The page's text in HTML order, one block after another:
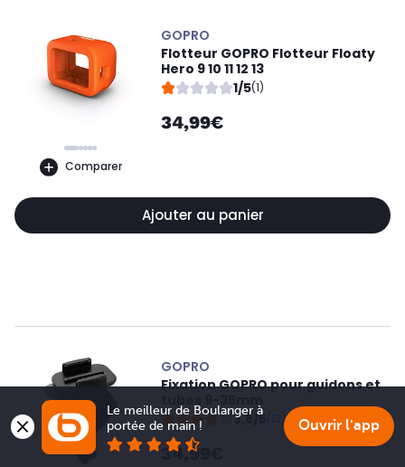
Comparer
GOPRO
Flotteur GOPRO Flotteur Floaty
Hero 9 10 11 12 13
1/5(1)
34,99€
Ajouter au panier
GOPRO
Fixation GOPRO pour guidons et
3,8/5
(13)
34,99€
Le meilleur de Boulanger à
portée de main !
Ouvrir l'app